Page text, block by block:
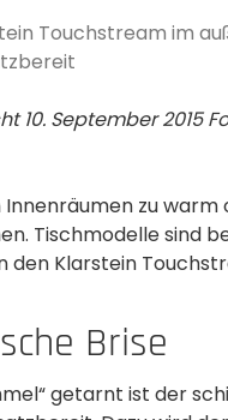
Touchstream im
10. September 2015
Innenräumen zu
Tischmodelle sind
den Klarstein
Brise
getarnt ist der